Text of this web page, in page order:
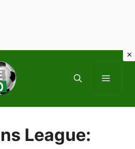
MENU
League: